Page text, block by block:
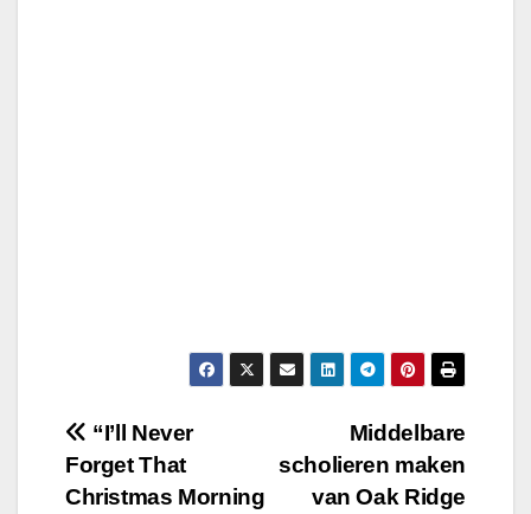
Post
navigation
Middelbare
scholieren maken
van Oak Ridge
“I’ll Never
Forget That
Christmas Morning